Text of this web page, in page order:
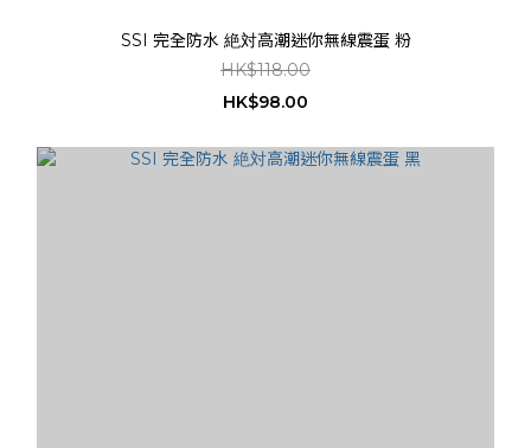
SSI 完全防水 絶対高潮迷你無線震蛋 粉
HK$118.00
HK$98.00